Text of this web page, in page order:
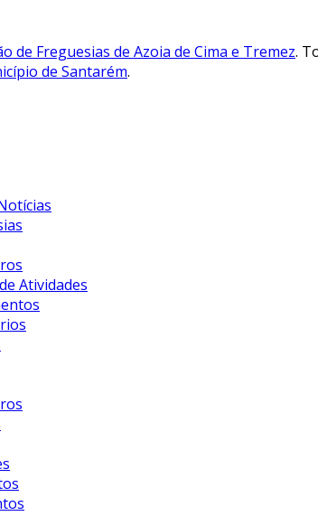
de Freguesias de Azoia de Cima e Tremez.
de Santarém.
Atividades